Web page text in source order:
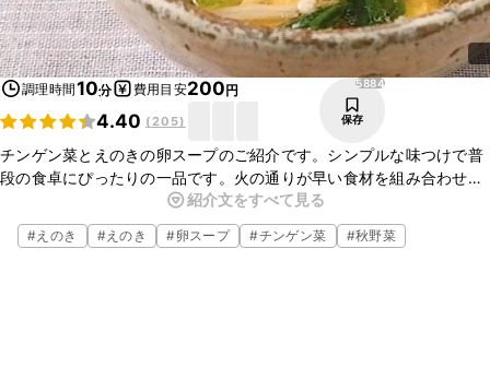
調理時間10分 費用目安200円
4.40 (205)
5884
保存
チンゲン菜とえのきの卵スープのご紹介です。シンプルな味つけで普
段の食卓にぴったりの一品です。火の通りが早い食材を組み合わせて
いるので、すぐに完成し、忙しいときにもおすすめですよ。ぜひお試
しくださいね。
紹介文をすべて見る
#えのき #えのき #卵スープ #チンゲン菜 #秋野菜